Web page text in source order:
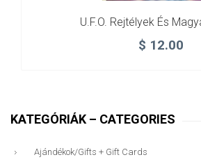
U.F.O. Rejtélyek És
$ 12.00
KATEGÓRIÁK – CATEGORIES
Ajándékok/gifts + Gift Cards